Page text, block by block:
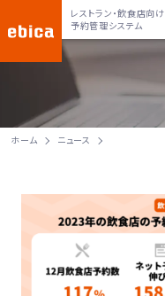
レストラン・飲食店向け
予約管理システム
ホーム ニュース